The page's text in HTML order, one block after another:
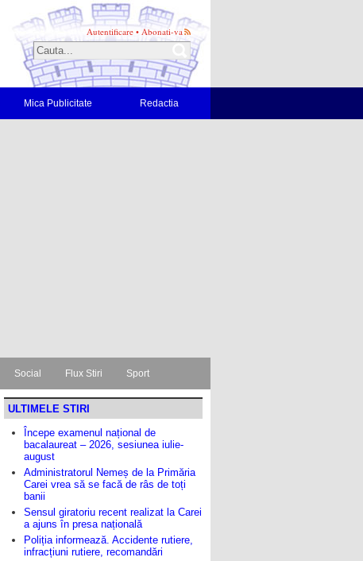
Autentificare • Abonati-va
Mica Publicitate Redactia
Social Flux Stiri Sport
ULTIMELE STIRI
Începe examenul național de
bacalaureat – 2026, sesiunea iulie-
august
Administratorul Nemeș de la Primăria
Carei vrea să se facă de râs de toți
banii
Sensul giratoriu recent realizat la Carei
a ajuns în presa națională
Poliția informează. Accidente rutiere,
infracțiuni rutiere, recomandări